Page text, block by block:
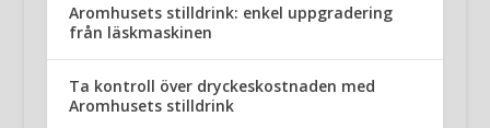
Aromhusets stilldrink: enkel uppgradering
från läskmaskinen
Ta kontroll över dryckeskostnaden med
Aromhusets stilldrink